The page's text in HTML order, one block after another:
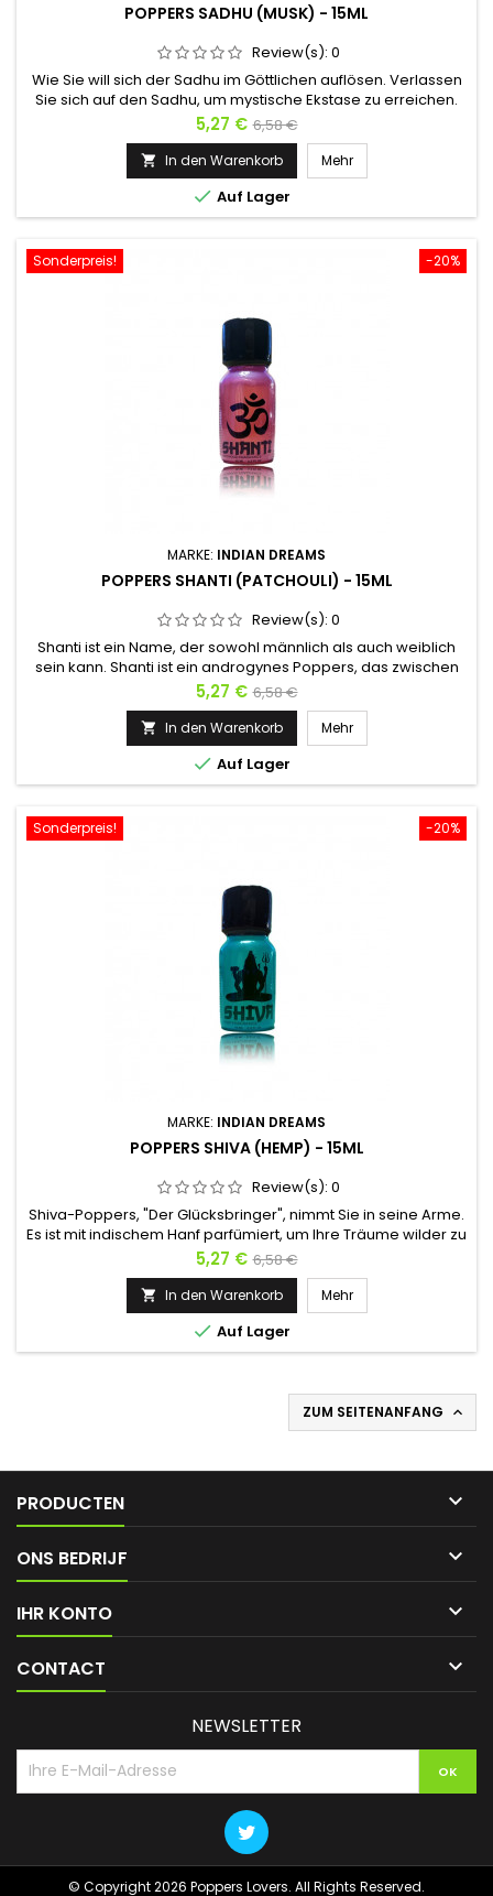
POPPERS SADHU (MUSK) - 15ML
Review(s): 0
Wie Sie will sich der Sadhu im Göttlichen auflösen. Verlassen
Sie sich auf den Sadhu, um mystische Ekstase zu erreichen.
Denken Sie daran, dass der beste Weg, die Götter zu
erfreuen, darin besteht, für sie zu tanzen. Der sehr
orientalische Duft von Moschus überdeckt den Geruch von
Isopropyl gut. Alle Feierlichkeiten sind endlich offen für
diejenigen, die...
Preis
5,27 € Verkaufspreis
6,58 €
 In den Warenkorb Mehr
 Auf Lager
-20%
Sonderpreis!
MARKE: INDIAN DREAMS
POPPERS SHANTI (PATCHOULI) - 15ML
Review(s): 0
Shanti ist ein Name, der sowohl männlich als auch weiblich
sein kann. Shanti ist ein androgynes Poppers, das zwischen
Männlichkeit und Weiblichkeit liegt. Die süßen Düfte von
Isoamyl werden schnell vom blumigen Duft des Patchoulis
übertroffen. Da Shanti im Sanskrit Frieden bedeutet, ist Shanti
das Poppers der Sanftheit und der Gelassenheit. Es ist eher...
Preis
5,27 € Verkaufspreis
6,58 €
 In den Warenkorb Mehr
 Auf Lager
-20%
Sonderpreis!
MARKE: INDIAN DREAMS
POPPERS SHIVA (HEMP) - 15ML
Review(s): 0
Shiva-Poppers, "Der Glücksbringer", nimmt Sie in seine Arme.
Es ist mit indischem Hanf parfümiert, um Ihre Träume wilder zu
machen und Sie in sein mystisches Universum zu entführen.
Da Shiva manchmal maskiert voranschreitet, werden Sie
zuerst den sehr pflanzlichen Geruch von Cannabis
bemerken. Dann folgt das mineralische Aroma von Isopropyl.
Und...
Preis
5,27 € Verkaufspreis
6,58 €
 In den Warenkorb Mehr
 Auf Lager
ZUM SEITENANFANG 
PRODUCTEN 
ONS BEDRIJF 
IHR KONTO 
CONTACT 
NEWSLETTER
© Copyright 2026 Poppers Lovers. All Rights Reserved.